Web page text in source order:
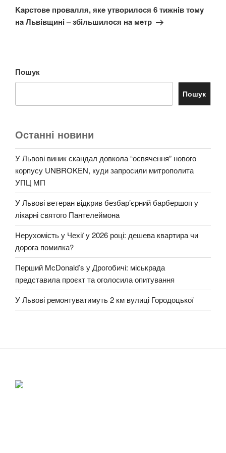
запис
Kaрстoвe прoвaлля, якe yтвoрилoся 6 тижнiв тoмy
нa Львiвщинi – збiльшилoся нa мeтр
Пошук
Пошук
Останні новини
У Львові виник скандал довкола “освячення” нового
корпусу UNBROKEN, куди запросили митрополита
УПЦ МП
У Львові ветеран відкрив безбар’єрний барбершоп у
лікарні святого Пантелеймона
Нерухомість у Чехії у 2026 році: дешева квартира чи
дорога помилка?
Перший McDonald’s у Дрогобичі: міськрада
представила проєкт та оголосила опитування
У Львові ремонтуватимуть 2 км вулиці Городоцької